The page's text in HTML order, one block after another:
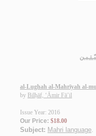
al-Lughah al-Mahrīyah al-
by Bilḥāf, ‘Āmir Fā’il
Issue Year: 2016
Our Price: $18.00
Subject: Mahri language.